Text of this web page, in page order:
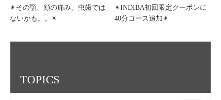
✴︎その顎、顔の痛み。虫歯では
ないかも。。✴︎
✴︎INDIBA初回限定クーポンに
40分コース追加✴︎
TOPICS